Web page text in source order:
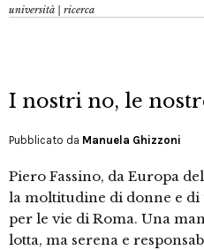
università | ricerca
I nostri no, le
Pubblicato da Manuela Ghizzoni
Piero Fassino, da Europa
la moltitudine di donne e
per le vie di Roma. Una
lotta, ma serena e